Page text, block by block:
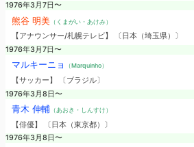
1976年3月7日〜
熊谷 明美（くまがい・あけみ）
【アナウンサー/札幌テレビ】 〔日本（埼玉県）〕
1976年3月7日〜
マルキーニョ （Marquinho）
【サッカー】 〔ブラジル〕
1976年3月8日〜
青木 伸輔 （あおき・しんすけ）
【俳優】 〔日本（東京都）〕
1976年3月8日〜